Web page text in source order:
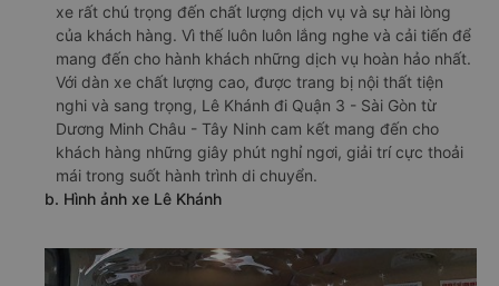
xe rất chú trọng đến chất lượng dịch vụ và sự hài lòng
của khách hàng. Vì thế luôn luôn lắng nghe và cải tiến để
mang đến cho hành khách những dịch vụ hoàn hảo nhất.
Với dàn xe chất lượng cao, được trang bị nội thất tiện
nghi và sang trọng, Lê Khánh đi Quận 3 - Sài Gòn từ
Dương Minh Châu - Tây Ninh cam kết mang đến cho
khách hàng những giây phút nghỉ ngơi, giải trí cực thoải
mái trong suốt hành trình di chuyển.
b. Hình ảnh xe Lê Khánh